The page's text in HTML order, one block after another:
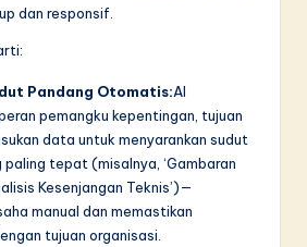
dan responsif.
Pandang Otomatis:AI
pemangku kepentingan, tujuan
data untuk menyarankan sudut
paling tepat (misalnya, ‘Gambaran
Kesenjangan Teknis’)—
manual dan memastikan
tujuan organisasi.